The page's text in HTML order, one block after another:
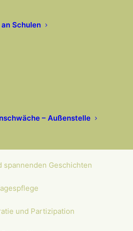
Schulen
– Außenstelle
Unterrichts­praxis trifft
trägt erste Früchte
spannenden Geschichten
und Partizipation